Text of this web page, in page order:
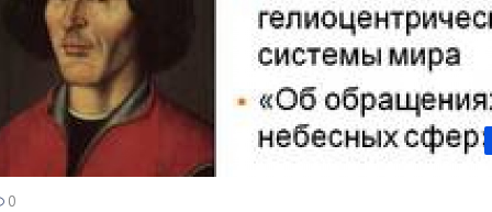
Недвижимость
Спорт и фитнес
Психология и отношения
Творчество и рукоделие
0